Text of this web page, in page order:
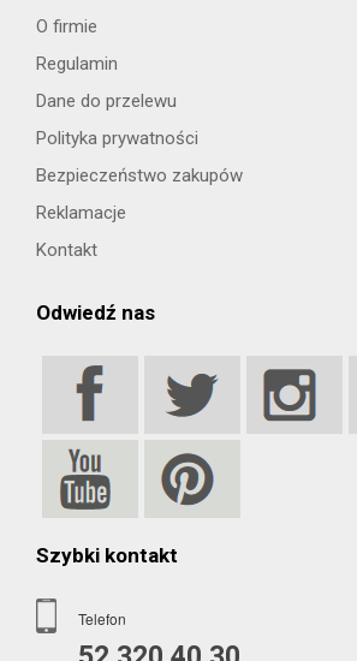
O firmie
Regulamin
Dane do przelewu
Polityka prywatności
Bezpieczeństwo zakupów
Reklamacje
Kontakt
Odwiedź nas
Szybki kontakt
Telefon